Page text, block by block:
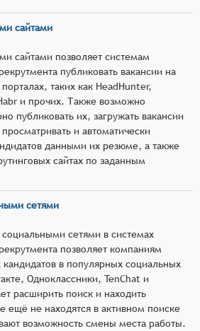
сайтами
сайтами позволяет системам
публиковать вакансии на
таких как HeadHunter,
и прочих. Также возможно
публиковать их, загружать вакансии
и автоматически
данными их резюме, а также
сайтах по заданным
сетями
сетями в системах
позволяет компаниям
кандидатов в популярных социальных
Одноклассники, TenChat и
расширить поиск и находить
ещё не находятся в активном поиске
возможность смены места работы.